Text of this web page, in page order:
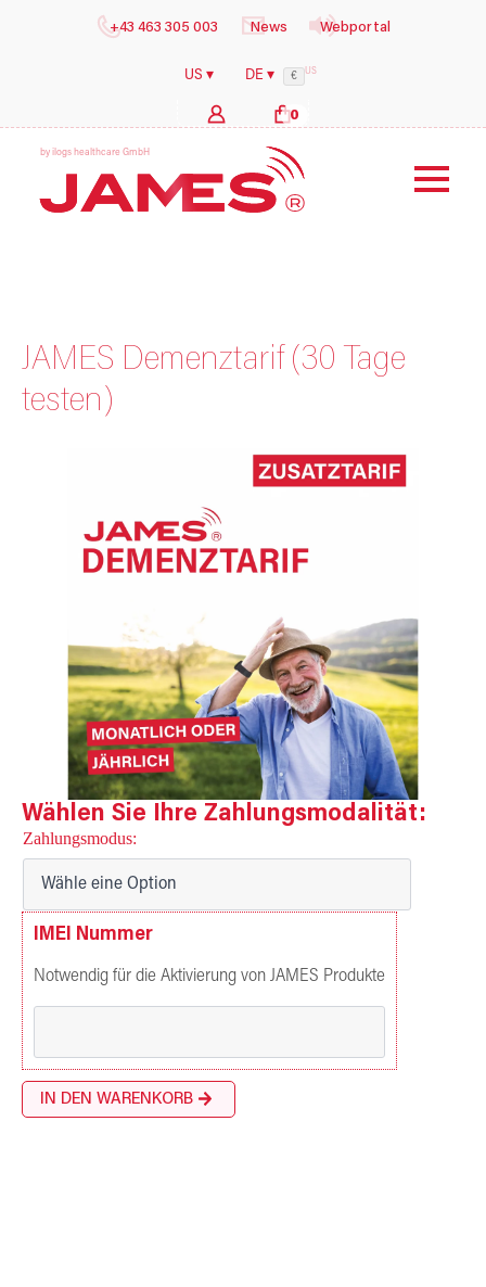
+43 463 305 003 News Webportal
US ▾ DE ▾ € US
0
by il ogs hea thcare Gm bH
JAMES Demenztarif (30 Tage
testen)
Wählen Sie Ihre Zahlungsmodalität:
Zahlungsmodus
IMEI Nummer
Notwendig für die Aktivierung von JAMES Produkte
IN DEN WARENKORB